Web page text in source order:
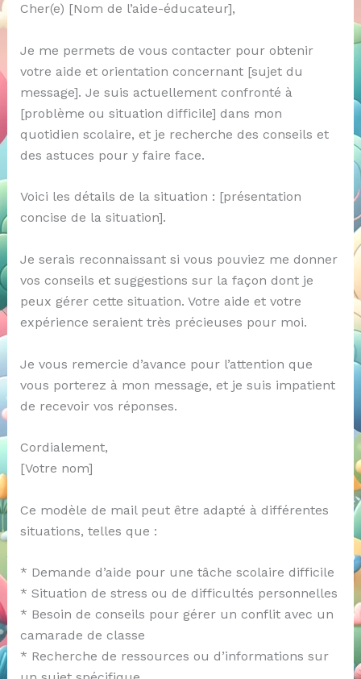
Cher(e) [Nom de l’aide-éducateur],
Je me permets de vous contacter pour obtenir
votre aide et orientation concernant [sujet du
message]. Je suis actuellement confronté à
[problème ou situation difficile] dans mon
quotidien scolaire, et je recherche des conseils et
des astuces pour y faire face.
Voici les détails de la situation : [présentation
concise de la situation].
Je serais reconnaissant si vous pouviez me donner
vos conseils et suggestions sur la façon dont je
peux gérer cette situation. Votre aide et votre
expérience seraient très précieuses pour moi.
Je vous remercie d’avance pour l’attention que
vous porterez à mon message, et je suis impatient
de recevoir vos réponses.
Cordialement,
[Votre nom]
Ce modèle de mail peut être adapté à différentes
situations, telles que :
* Demande d’aide pour une tâche scolaire difficile
* Situation de stress ou de difficultés personnelles
* Besoin de conseils pour gérer un conflit avec un
camarade de classe
* Recherche de ressources ou d’informations sur